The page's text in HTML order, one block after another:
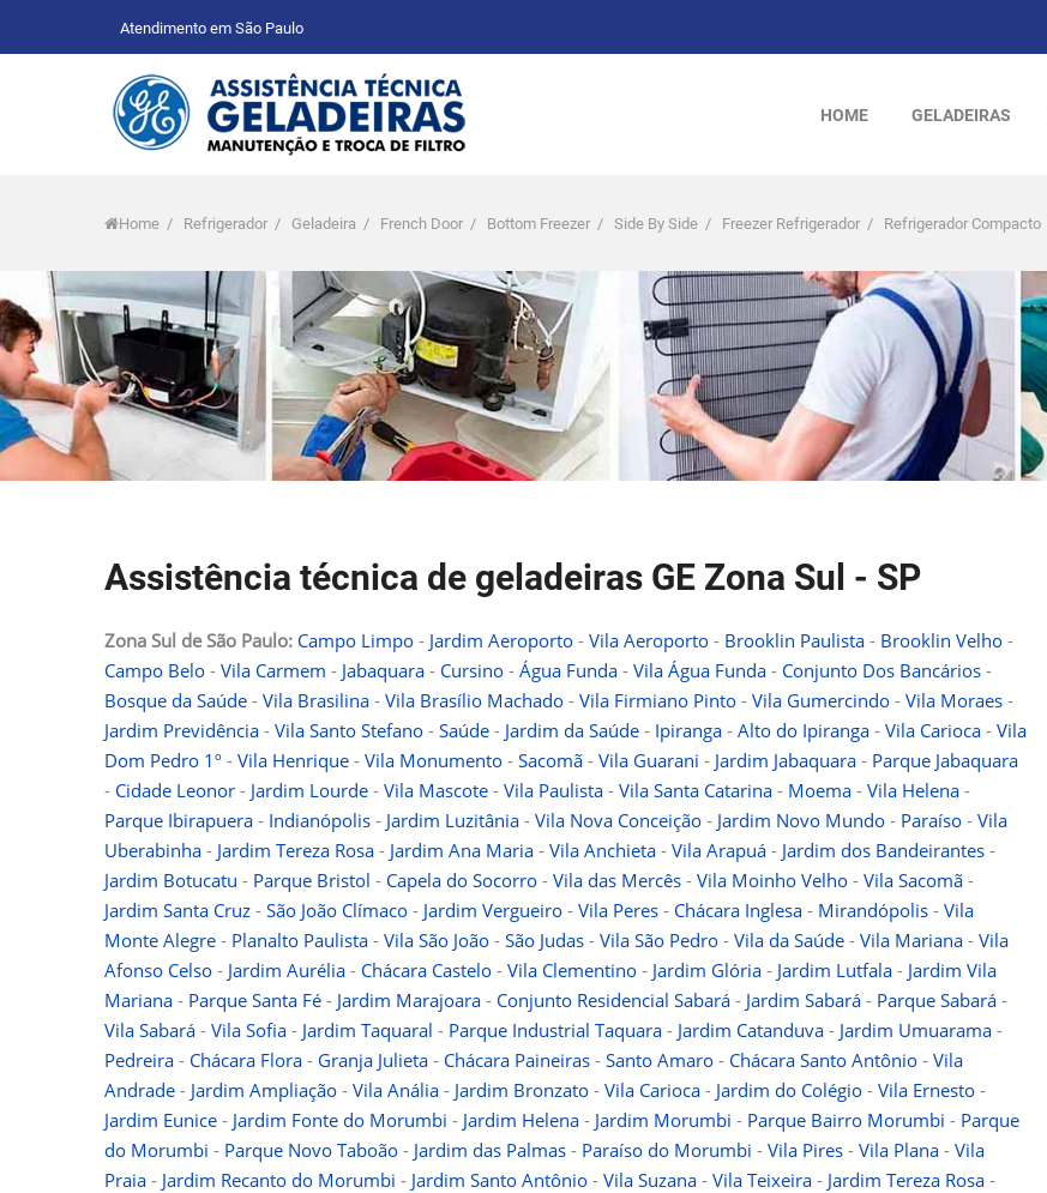
Atendimento em São Paulo
HOME GELADEIRAS
Home / Refrigerador / Geladeira / French Door / Bottom Freezer / Side By Side / Freezer Refrigerador / Refrigerador Compacto
Assistência técnica de geladeiras GE Zona Sul - SP
Zona Sul de São Paulo: Campo Limpo - Jardim Aeroporto - Vila Aeroporto - Brooklin Paulista - Brooklin Velho -
Campo Belo - Vila Carmem - Jabaquara - Cursino - Água Funda - Vila Água Funda - Conjunto Dos Bancários -
Bosque da Saúde - Vila Brasilina - Vila Brasílio Machado - Vila Firmiano Pinto - Vila Gumercindo - Vila Moraes -
Jardim Previdência - Vila Santo Stefano - Saúde - Jardim da Saúde - Ipiranga - Alto do Ipiranga - Vila Carioca - Vila
Dom Pedro 1º - Vila Henrique - Vila Monumento - Sacomã - Vila Guarani - Jardim Jabaquara - Parque Jabaquara
- Cidade Leonor - Jardim Lourde - Vila Mascote - Vila Paulista - Vila Santa Catarina - Moema - Vila Helena -
Parque Ibirapuera - Indianópolis - Jardim Luzitânia - Vila Nova Conceição - Jardim Novo Mundo - Paraíso - Vila
Uberabinha - Jardim Tereza Rosa - Jardim Ana Maria - Vila Anchieta - Vila Arapuá - Jardim dos Bandeirantes -
Jardim Botucatu - Parque Bristol - Capela do Socorro - Vila das Mercês - Vila Moinho Velho - Vila Sacomã -
Jardim Santa Cruz - São João Clímaco - Jardim Vergueiro - Vila Peres - Chácara Inglesa - Mirandópolis - Vila
Monte Alegre - Planalto Paulista - Vila São João - São Judas - Vila São Pedro - Vila da Saúde - Vila Mariana - Vila
Afonso Celso - Jardim Aurélia - Chácara Castelo - Vila Clementino - Jardim Glória - Jardim Lutfala - Jardim Vila
Mariana - Parque Santa Fé - Jardim Marajoara - Conjunto Residencial Sabará - Jardim Sabará - Parque Sabará -
Vila Sabará - Vila Sofia - Jardim Taquaral - Parque Industrial Taquara - Jardim Catanduva - Jardim Umuarama -
Pedreira - Chácara Flora - Granja Julieta - Chácara Paineiras - Santo Amaro - Chácara Santo Antônio - Vila
Andrade - Jardim Ampliação - Vila Anália - Jardim Bronzato - Vila Carioca - Jardim do Colégio - Vila Ernesto -
Jardim Eunice - Jardim Fonte do Morumbi - Jardim Helena - Jardim Morumbi - Parque Bairro Morumbi - Parque
do Morumbi - Parque Novo Taboão - Jardim das Palmas - Paraíso do Morumbi - Vila Pires - Vila Plana - Vila
Praia - Jardim Recanto do Morumbi - Jardim Santo Antônio - Vila Suzana - Vila Teixeira - Jardim Tereza Rosa -